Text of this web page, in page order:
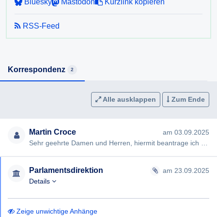
Bluesky
Mastodon Kurzlink kopieren
RSS-Feed
Korrespondenz 2
Alle ausklappen Zum Ende
Martin Croce
am 03.09.2025
Parlamentsdirektion
am 23.09.2025
Details
Zeige unwichtige Anhänge